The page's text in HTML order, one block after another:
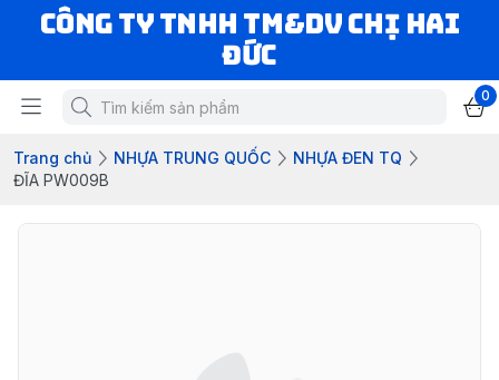
CÔNG TY TNHH TM&DV CHỊ HAI
ĐỨC
0
Trang chủ NHỰA TRUNG QUỐC
NHỰA ĐEN TQ
ĐĨA PW009B